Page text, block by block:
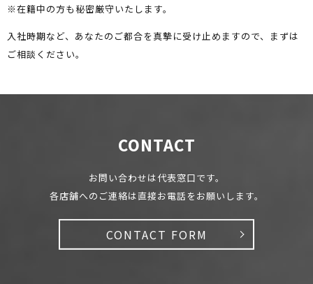
※在籍中の方も秘密厳守いたします。
入社時期など、あなたのご都合を真摯に受け止めますので、まずは
ご相談ください。
CONTACT
お問い合わせは代表窓口です。
各店舗へのご連絡は直接お電話をお願いします。
CONTACT FORM